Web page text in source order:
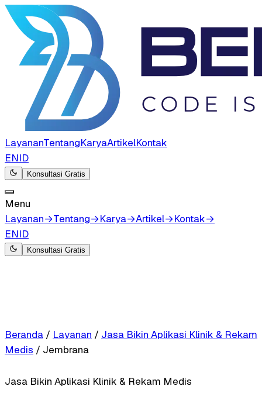
LayananTentangKaryaArtikelKontak
ENID
Konsultasi Gratis
Menu
Layanan→Tentang→Karya→Artikel→Kontak→
ENID
Konsultasi Gratis
Beranda / Layanan / Jasa Bikin Aplikasi Klinik & Rekam
Medis / Jembrana
Jasa Bikin Aplikasi Klinik & Rekam Medis